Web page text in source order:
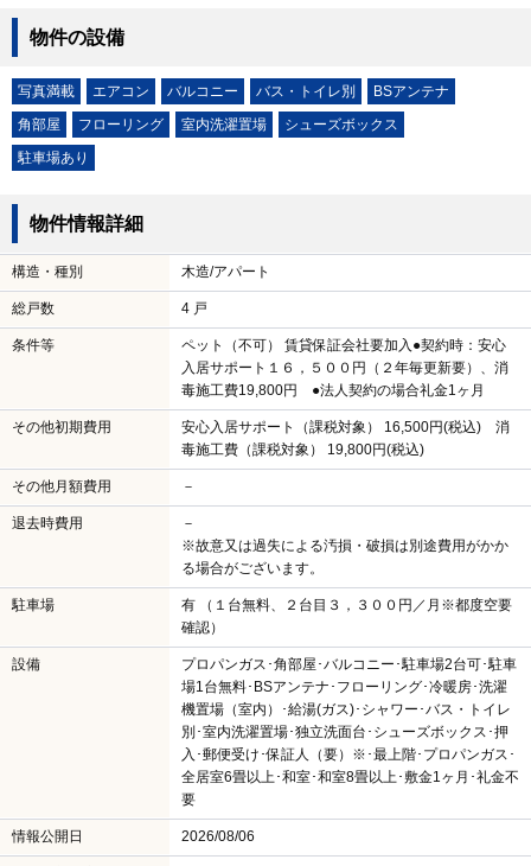
物件の設備
写真満載 エアコン バルコニー バス・トイレ別
BSアンテナ
角部屋
フローリング 室内洗濯置場
シューズボックス
駐車場あり
物件情報詳細
構造・種別 木造/アパート
総戸数 4 戸
条件等
ペット（不可） 賃貸保証会社要加入●契約時：安心
入居サポート１６，５００円（２年毎更新要）、消
毒施工費19,800円 ●法人契約の場合礼金1ヶ月
その他初期費用
安心入居サポート（課税対象） 16,500円(税込) 消
毒施工費（課税対象） 19,800円(税込)
その他月額費用 －
退去時費用
－
※故意又は過失による汚損・破損は別途費用がかか
る場合がございます。
駐車場
有 （１台無料、２台目３，３００円／月※都度空要
確認）
設備
プロパンガス･角部屋･バルコニー･駐車場2台可･駐車
場1台無料･BSアンテナ･フローリング･冷暖房･洗濯
機置場（室内）･給湯(ガス)･シャワー･バス・トイレ
別･室内洗濯置場･独立洗面台･シューズボックス･押
入･郵便受け･保証人（要）※･最上階･プロパンガス･
全居室6畳以上･和室･和室8畳以上･敷金1ヶ月･礼金不
要
情報公開日 2026/08/06